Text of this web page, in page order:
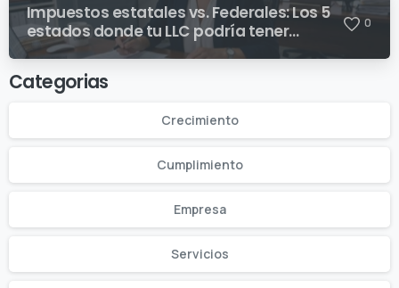
Impuestos estatales vs. Federales: Los 5
estados donde tu LLC podría tener
sorpresas fiscales inesperadas
0
Categorias
Crecimiento
Cumplimiento
Empresa
Servicios